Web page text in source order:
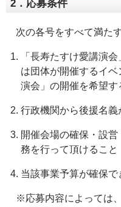
2．応募条件
次の各号をすべて満たす
「長寿たすけ愛講演
は団体が開催するイ
演会」の開催を希望す
行政機関から後援名義
開催会場の確保・設
務を行って頂けること
当該事業予算が確保で
※応募内容によっては